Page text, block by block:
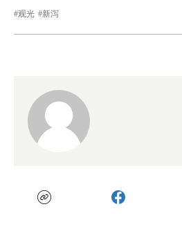
观光 新泻